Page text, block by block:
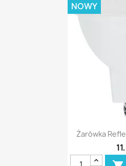

Żarówka
NOWY